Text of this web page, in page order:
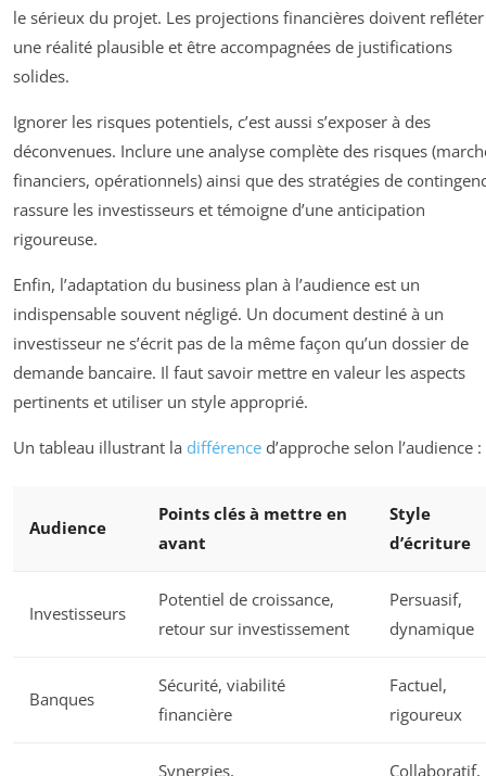
le sérieux du projet. Les projections financières doivent refléter
une réalité plausible et être accompagnées de justifications
solides.
Ignorer les risques potentiels, c’est aussi s’exposer à des
déconvenues. Inclure une analyse complète des risques
financiers, opérationnels) ainsi que des stratégies de
rassure les investisseurs et témoigne d’une anticipation
rigoureuse.
Enfin, l’adaptation du business plan à l’audience est un
indispensable souvent négligé. Un document destiné à un
investisseur ne s’écrit pas de la même façon qu’un dossier de
demande bancaire. Il faut savoir mettre en valeur les aspects
pertinents et utiliser un style approprié.
Un tableau illustrant la différence d’approche selon l’audience :
Audience
Points clés à mettre en
avant
Style
d’écriture
Investisseurs
Potentiel de croissance,
retour sur investissement
Persuasif,
dynamique
Banques
Sécurité, viabilité
financière
Factuel,
rigoureux
Synergies,
Collaboratif,